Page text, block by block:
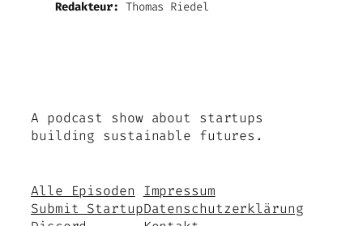
Redakteur: Thomas Riedel
A podcast show about startups
building sustainable futures.
Alle Episoden
Submit Startup
Impressum
Datenschutzerklärung